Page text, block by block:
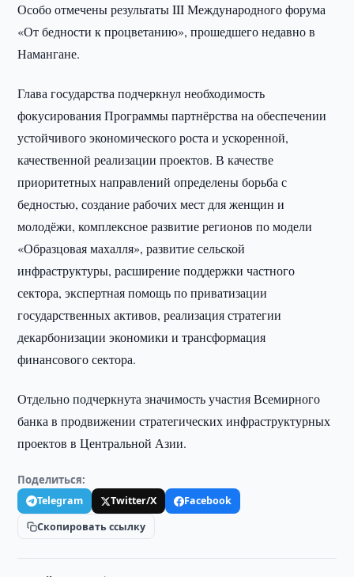
Особо отмечены результаты III Международного форума
«От бедности к процветанию», прошедшего недавно в
Намангане.
Глава государства подчеркнул необходимость
фокусирования Программы партнёрства на обеспечении
устойчивого экономического роста и ускоренной,
качественной реализации проектов. В качестве
приоритетных направлений определены борьба с
бедностью, создание рабочих мест для женщин и
молодёжи, комплексное развитие регионов по модели
«Образцовая махалля», развитие сельской
инфраструктуры, расширение поддержки частного
сектора, экспертная помощь по приватизации
государственных активов, реализация стратегии
декарбонизации экономики и трансформация
финансового сектора.
Отдельно подчеркнута значимость участия Всемирного
банка в продвижении стратегических инфраструктурных
проектов в Центральной Азии.
Поделиться:
Telegram Twitter/X
Facebook
Скопировать ссылку